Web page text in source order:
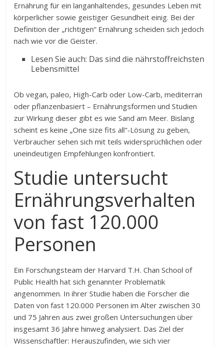
Ernährung für ein langanhaltendes, gesundes Leben mit
körperlicher sowie geistiger Gesundheit einig. Bei der
Definition der „richtigen“ Ernährung scheiden sich jedoch
nach wie vor die Geister.
Lesen Sie auch: Das sind die nährstoffreichsten
Lebensmittel
Ob vegan, paleo, High-Carb oder Low-Carb, mediterran
oder pflanzenbasiert – Ernährungsformen und Studien
zur Wirkung dieser gibt es wie Sand am Meer. Bislang
scheint es keine „One size fits all“-Lösung zu geben,
Verbraucher sehen sich mit teils widersprüchlichen oder
uneindeutigen Empfehlungen konfrontiert.
Studie untersucht
Ernährungsverhalten
von fast 120.000
Personen
Ein Forschungsteam der Harvard T.H. Chan School of
Public Health hat sich genannter Problematik
angenommen. In ihrer Studie haben die Forscher die
Daten von fast 120.000 Personen im Alter zwischen 30
und 75 Jahren aus zwei großen Untersuchungen über
insgesamt 36 Jahre hinweg analysiert. Das Ziel der
Wissenschaftler: Herauszufinden, wie sich vier